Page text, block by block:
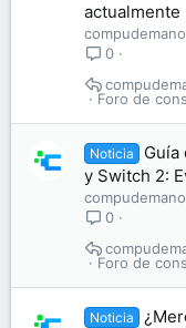
actualmente
compudemano
0
Foro de
Noticia
Guía
y Switch 2:
compudemano
0
Foro de
Noticia